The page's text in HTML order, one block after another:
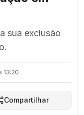
sua exclusão
13:20
Compartilhar